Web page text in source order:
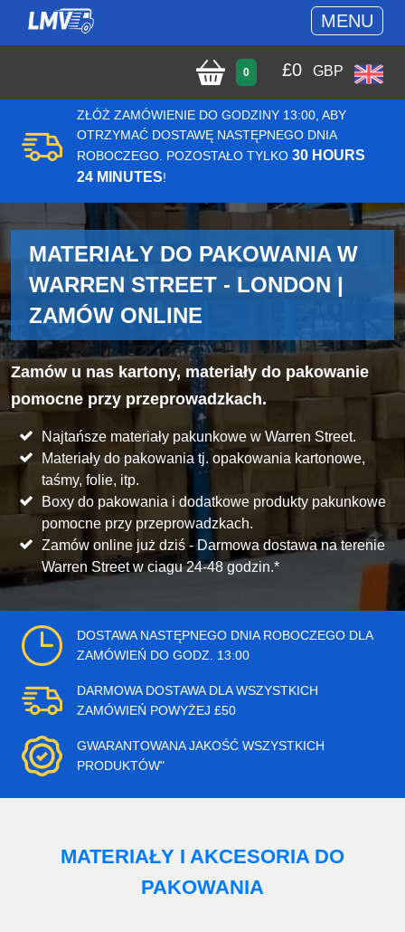
MENU
0 £0 GBP
ZŁÓŻ ZAMÓWIENIE DO GODZINY 13:00, ABY
OTRZYMAĆ DOSTAWĘ NASTĘPNEGO DNIA
ROBOCZEGO. POZOSTAŁO TYLKO 30 HOURS
24 MINUTES!
MATERIAŁY DO PAKOWANIA W
WARREN STREET - LONDON |
ZAMÓW ONLINE
Zamów u nas kartony, materiały do pakowanie
pomocne przy przeprowadzkach.
Najtańsze materiały pakunkowe w Warren Street.
Materiały do pakowania tj. opakowania kartonowe,
taśmy, folie, itp.
Boxy do pakowania i dodatkowe produkty pakunkowe
pomocne przy przeprowadzkach.
Zamów online już dziś - Darmowa dostawa na terenie
Warren Street w ciagu 24-48 godzin.*
DOSTAWA NASTĘPNEGO DNIA ROBOCZEGO DLA
ZAMÓWIEŃ DO GODZ. 13:00
DARMOWA DOSTAWA DLA WSZYSTKICH
ZAMÓWIEŃ POWYŻEJ £50
GWARANTOWANA JAKOŚĆ WSZYSTKICH
PRODUKTÓW"
MATERIAŁY I AKCESORIA DO
PAKOWANIA